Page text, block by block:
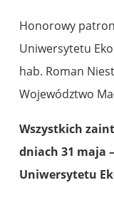
Honorowy
Uniwersytetu
hab. Roman
Województwo
Wszystkich
dniach 31 maja
Uniwersytetu